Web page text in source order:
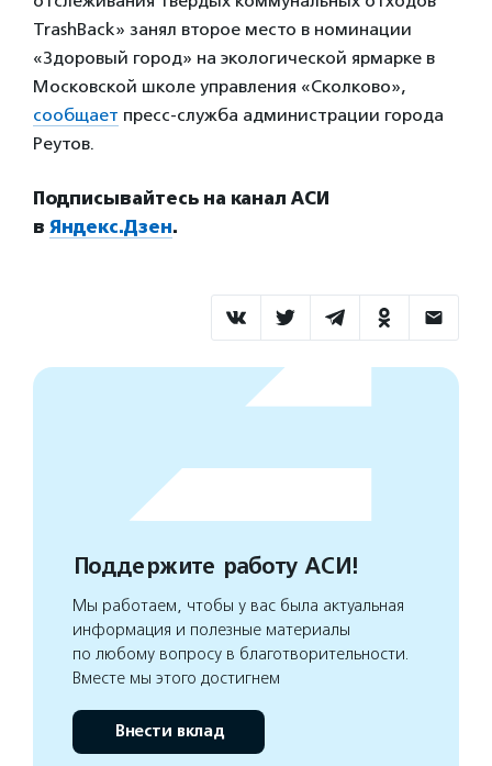
TrashBack» занял второе место в номинации
«Здоровый город» на экологической ярмарке в
Московской школе управления «Сколково»,
сообщает пресс-служба администрации города
Реутов.
Подписывайтесь на канал АСИ
в Яндекс.Дзен.
Поддержите работу АСИ!
Мы работаем, чтобы у вас была актуальная
информация и полезные материалы
по любому вопросу в благотворительности.
Вместе мы этого достигнем
Внести вклад